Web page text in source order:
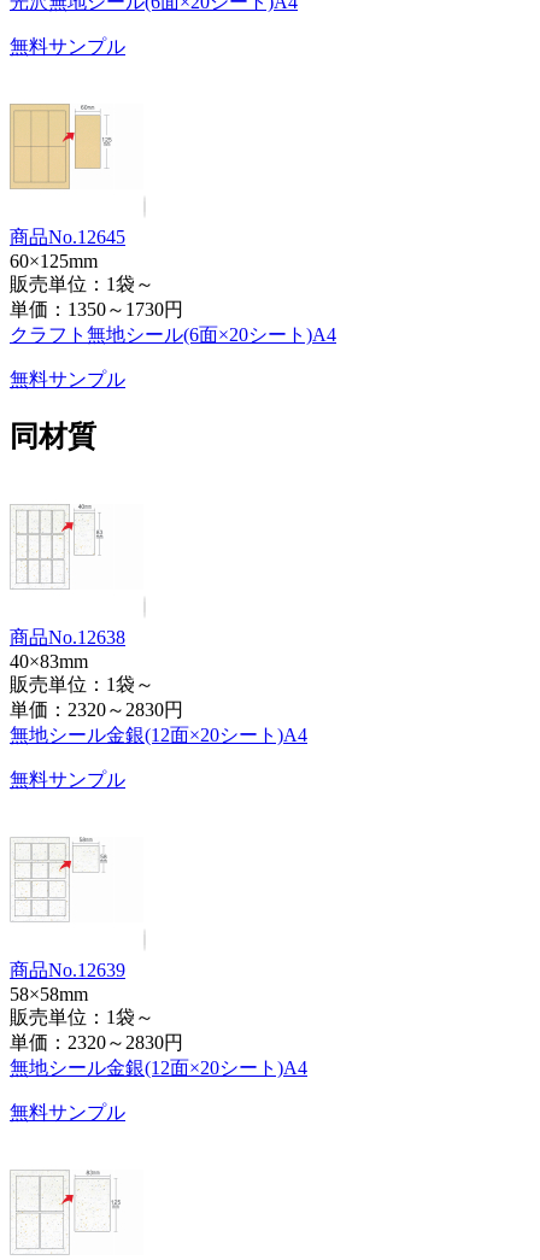
無料サンプル
商品No.12645
60×125mm
販売単位：1袋～
単価： 1350～1730円
クラフト無地シール(6面×20シート)A4
無料サンプル
同材質
商品No.12638
40×83mm
販売単位：1袋～
単価： 2320～2830円
無地シール金銀(12面×20シート)A4
無料サンプル
商品No.12639
58×58mm
販売単位：1袋～
単価： 2320～2830円
無地シール金銀(12面×20シート)A4
無料サンプル